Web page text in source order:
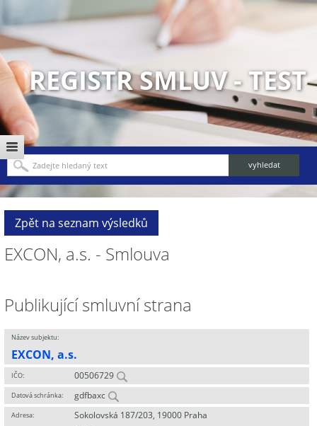
REGISTR SMLUV - TEST
Zpět na seznam výsledků
EXCON, a.s. - Smlouva
Publikující smluvní strana
Název subjektu:
EXCON, a.s.
IČO: 00506729
Datová schránka: gdfbaxc
Adresa:
Sokolovská 187/203, 19000 Praha